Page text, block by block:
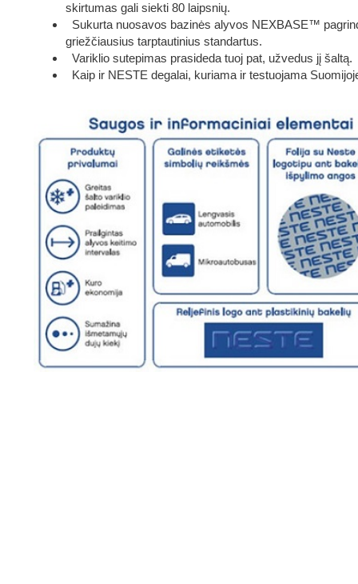
skirtumas gali siekti 80 laipsnių.
Sukurta nuosavos bazinės alyvos NEXBASE™
griežčiausius tarptautinius standartus.
Variklio sutepimas prasideda tuoj pat, užvedus jį šaltą.
Kaip ir NESTE degalai, kuriama ir testuojama